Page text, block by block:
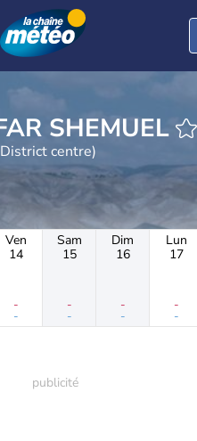
KFAR SHEMUEL
centre)
Ven
14
-
-
Sam
15
-
-
Dim
16
-
-
Lun
17
-
-